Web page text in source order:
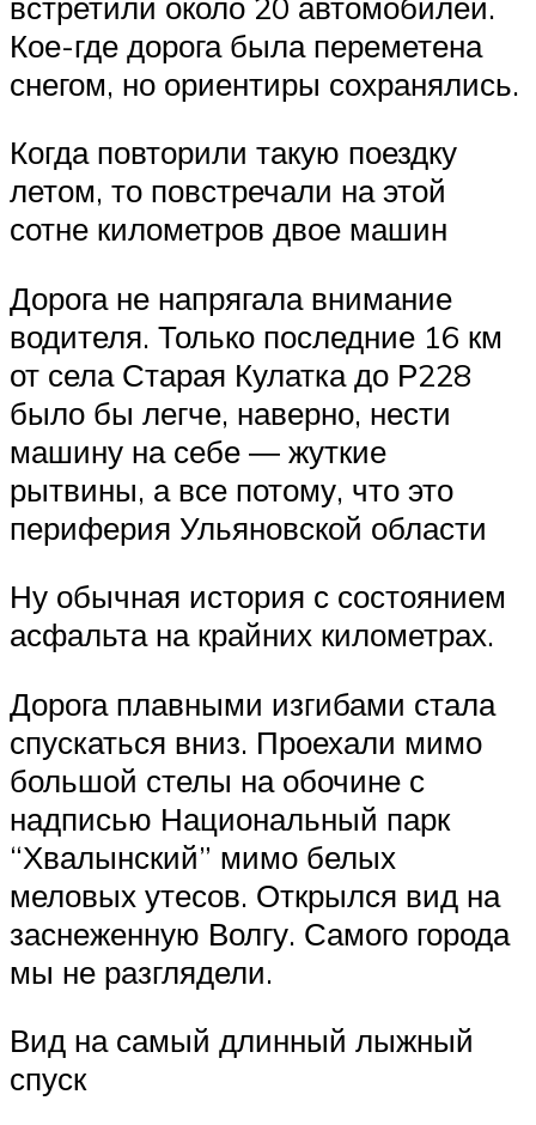
Кое-где дорога была переметена
снегом, но ориентиры сохранялись.
Когда повторили такую поездку
летом, то повстречали на этой
сотне километров двое машин
Дорога не напрягала внимание
водителя. Только последние 16 км
от села Старая Кулатка до Р228
было бы легче, наверно, нести
машину на себе ― жуткие
рытвины, а все потому, что это
периферия Ульяновской области
Ну обычная история с состоянием
асфальта на крайних километрах.
Дорога плавными изгибами стала
спускаться вниз. Проехали мимо
большой стелы на обочине с
надписью Национальный парк
“Хвалынский” мимо белых
меловых утесов. Открылся вид на
заснеженную Волгу. Самого города
мы не разглядели.
Вид на самый длинный лыжный
спуск